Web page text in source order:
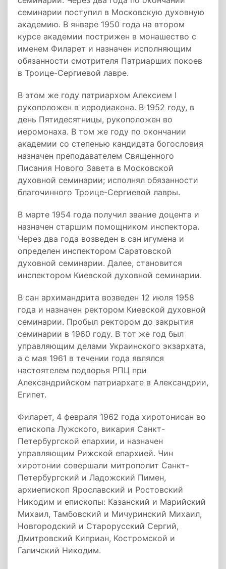
семинарии поступил в Московскую духовную
академию. В январе 1950 года на втором
курсе академии пострижен в монашество с
именем Филарет и назначен исполняющим
обязанности смотрителя Патриарших покоев
в Троице-Сергиевой лавре.
В этом же году патриархом Алексием I
рукоположен в иеродиакона. В 1952 году, в
день Пятидесятницы, рукоположен во
иеромонаха. В том же году по окончании
академии со степенью кандидата богословия
назначен преподавателем Священного
Писания Нового Завета в Московской
духовной семинарии; исполнял обязанности
благочинного Троице-Сергиевой лавры.
В марте 1954 года получил звание доцента и
назначен старшим помощником инспектора.
Через два года возведен в сан игумена и
определен инспектором Саратовской
духовной семинарии. Далее, становится
инспектором Киевской духовной семинарии.
В сан архимандрита возведен 12 июля 1958
года и назначен ректором Киевской духовной
семинарии. Пробыл ректором до закрытия
семинарии в 1960 году. В тот же год был
управляющим делами Украинского экзархата,
а с мая 1961 в течении года являлся
настоятелем подворья РПЦ при
Александрийском патриархате в Александрии,
Египет.
Филарет, 4 февраля 1962 года хиротонисан во
епископа Лужского, викария Санкт-
Петербургской епархии, и назначен
управляющим Рижской епархией. Чин
хиротонии совершали митрополит Санкт-
Петербургский и Ладожский Пимен,
архиепископ Ярославский и Ростовский
Никодим и епископы: Казанский и Марийский
Михаил, Тамбовский и Мичуринский Михаил,
Новгородский и Старорусский Сергий,
Дмитровский Киприан, Костромской и
Галичский Никодим.